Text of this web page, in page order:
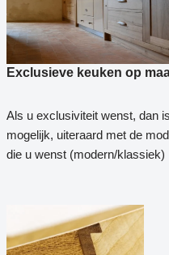
Exclusieve keuken op
Als u exclusiviteit wenst, dan
mogelijk, uiteraard met de
die u wenst (modern/klassiek)